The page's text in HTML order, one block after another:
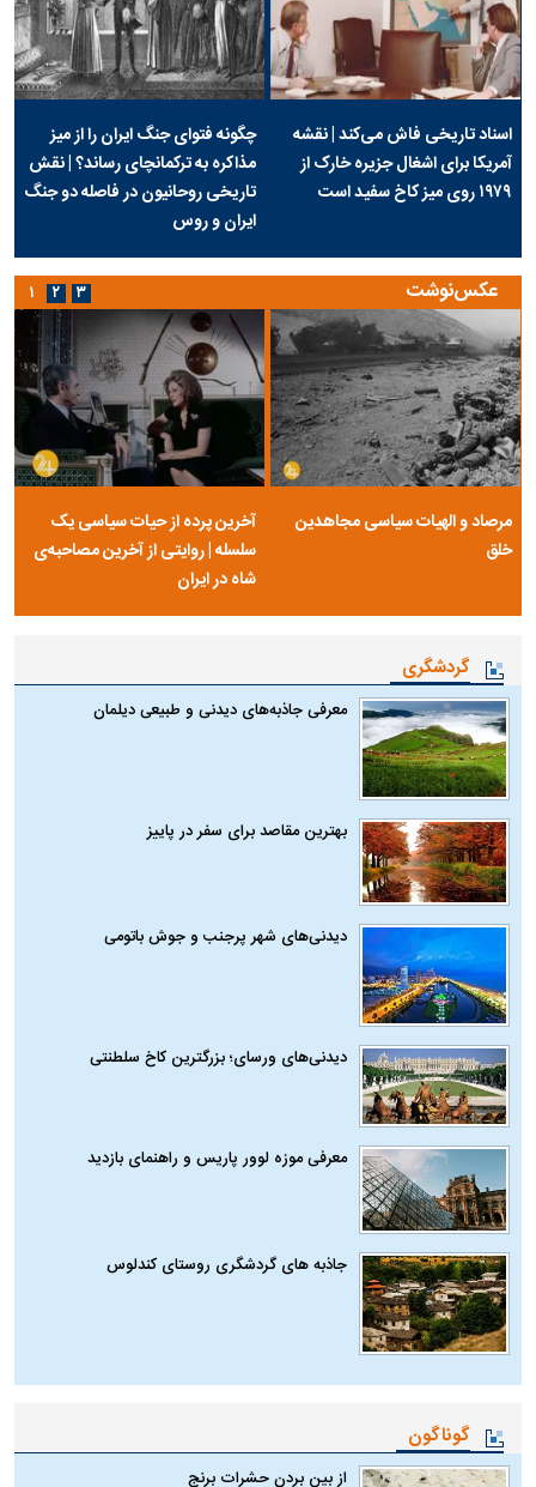
اسناد تاریخی فاش می‌کند | نقشه
آمریکا برای اشغال جزیره خارک از
۱۹۷۹ روی میز کاخ سفید است
چگونه فتوای جنگ ایران را از میز
مذاکره به ترکمانچای رساند؟ | نقش
تاریخی روحانیون در فاصله دو جنگ
ایران و روس
عکس‌نوشت
مرصاد و الهیات سیاسی مجاهدین
خلق
آخرین پرده از حیات سیاسی یک
سلسله | روایتی از آخرین مصاحبه‌ی
شاه در ایران
۱ ۲ ۳
گردشگری
معرفی جاذبه‌های دیدنی و طبیعی دیلمان
بهترین مقاصد برای سفر در پاییز
دیدنی‌های شهر پرجنب و جوش باتومی
دیدنی‌های ورسای؛ بزرگترین کاخ سلطنتی
معرفی موزه لوور پاریس و راهنمای بازدید
جاذبه های گردشگری روستای کندلوس
گوناگون
از بین بردن حشرات برنج